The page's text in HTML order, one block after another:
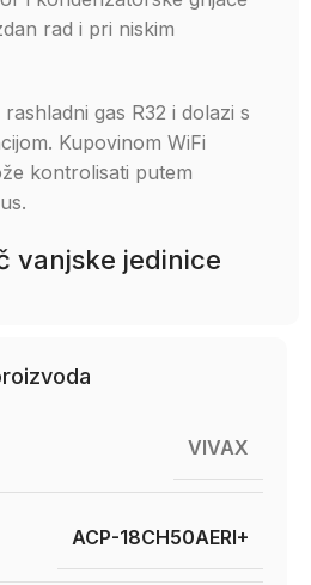
rad i pri niskim
gas R32 i dolazi s
Kupovinom WiFi
kontrolisati putem
vanjske jedinice
VIVAX
ACP-18CH50AERI+